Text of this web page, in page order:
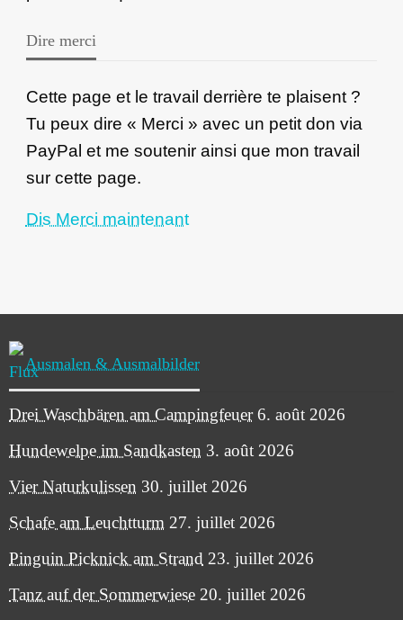
Dire merci
Cette page et le travail derrière te plaisent ?
Tu peux dire « Merci » avec un petit don via
PayPal et me soutenir ainsi que mon travail
sur cette page.
Dis Merci maintenant
Ausmalen & Ausmalbilder
Drei Waschbären am Campingfeuer 6. août 2026
Hundewelpe im Sandkasten 3. août 2026
Vier Naturkulissen 30. juillet 2026
Schafe am Leuchtturm 27. juillet 2026
Pinguin Picknick am Strand 23. juillet 2026
Tanz auf der Sommerwiese 20. juillet 2026